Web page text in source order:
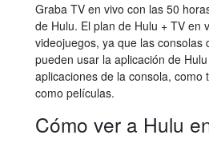
Graba TV en vivo con las 50
de Hulu. El plan de Hulu + TV en
videojuegos, ya que las consolas
pueden usar la aplicación de
aplicaciones de la consola,
como películas.
Cómo ver a Hulu